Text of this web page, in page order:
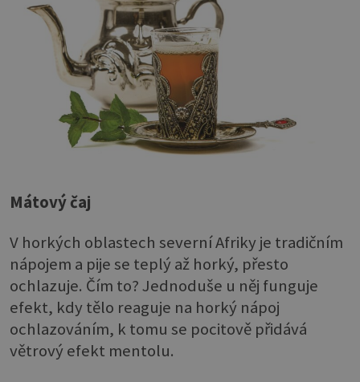
Mátový čaj
V horkých oblastech severní Afriky je tradičním
nápojem a pije se teplý až horký, přesto
ochlazuje. Čím to? Jednoduše u něj funguje
efekt, kdy tělo reaguje na horký nápoj
ochlazováním, k tomu se pocitově přidává
větrový efekt mentolu.